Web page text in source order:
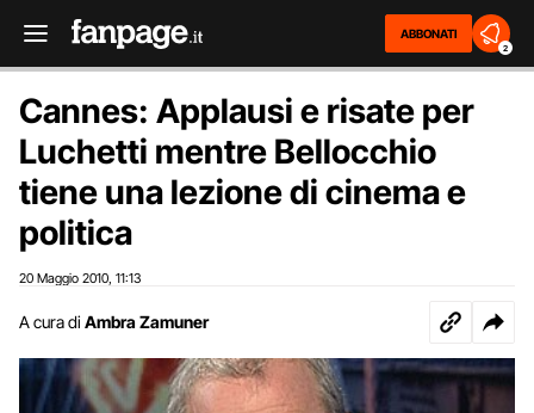
ABBONATI
2
Cannes: Applausi e risate per
Luchetti mentre Bellocchio
tiene una lezione di cinema e
politica
20 Maggio 2010 11:13
A cura di Ambra Zamuner